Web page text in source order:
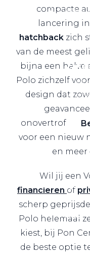
Lease a
Zakelijk
Terug
compacte
lancering
hatchback zich
van de meest
bijna een halve
Polo zichzelf
design dat
onovertroffen
voor een nieuw
en
Wil jij een
financieren of
scherp geprijsde
Polo helemaal
kiest, bij Pon
de beste optie